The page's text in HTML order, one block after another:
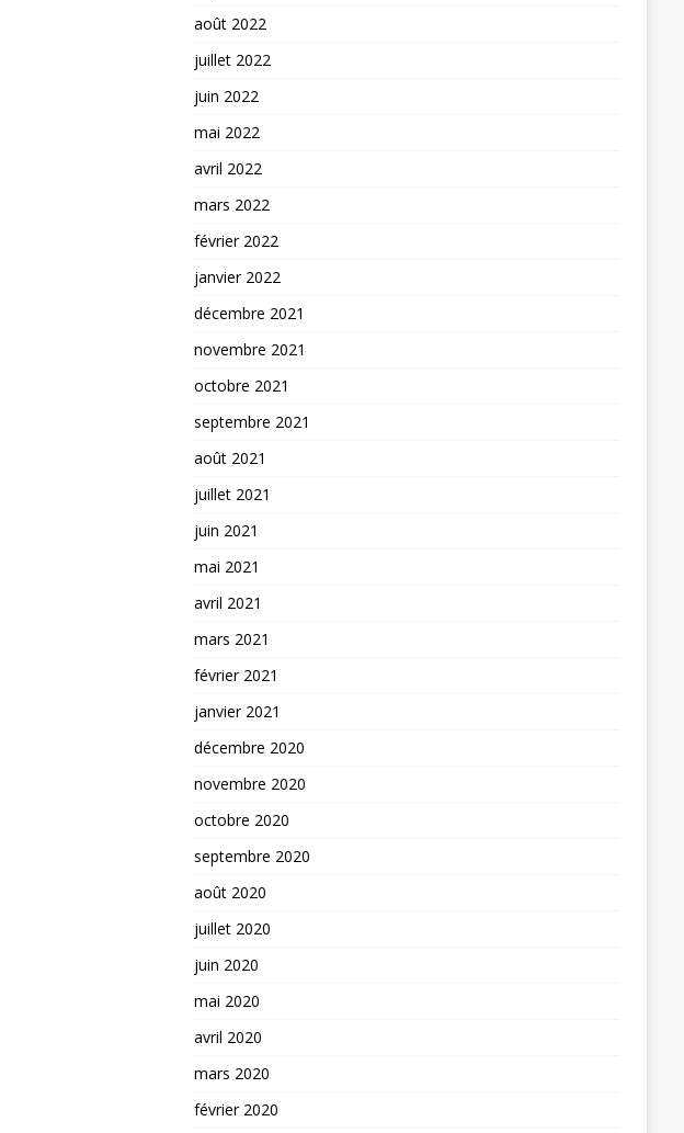
août 2022
juillet 2022
juin 2022
mai 2022
avril 2022
mars 2022
février 2022
janvier 2022
décembre 2021
novembre 2021
octobre 2021
septembre 2021
août 2021
juillet 2021
juin 2021
mai 2021
avril 2021
mars 2021
février 2021
janvier 2021
décembre 2020
novembre 2020
octobre 2020
septembre 2020
août 2020
juillet 2020
juin 2020
mai 2020
avril 2020
mars 2020
février 2020